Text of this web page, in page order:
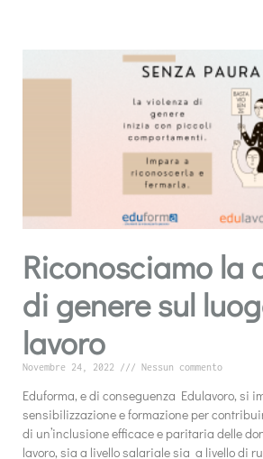
Riconosciamo la
di genere sul
lavoro
Novembre 24, 2022 Nessun commento
Eduforma, e di conseguenza Edulavoro, si
sensibilizzazione e formazione per
di un’inclusione efficace e paritaria delle
lavoro, sia a livello salariale sia a livello di